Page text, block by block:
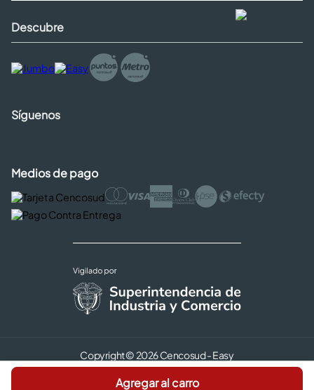
Agregar al carro
Descubre
Síguenos
Medios de pago
Copyright © 2026 Cencosud - Easy
Términos y Condiciones |
Seguridad y Privacidad |